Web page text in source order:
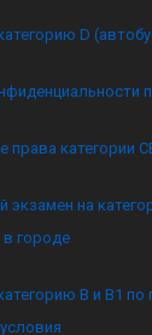
D
права категории
экзамен на
городе
B и B1